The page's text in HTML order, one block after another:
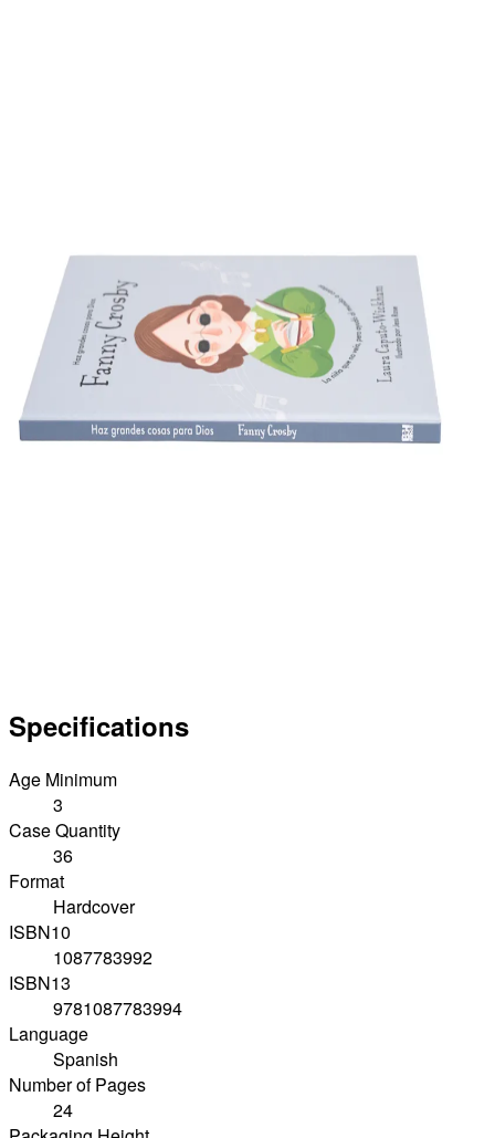
Specifications
Age Minimum
3
Case Quantity
36
Format
Hardcover
ISBN10
1087783992
ISBN13
9781087783994
Language
Spanish
Number of Pages
24